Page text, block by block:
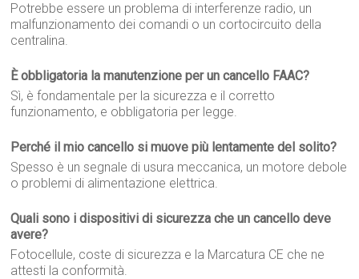
Potrebbe essere un problema di interferenze radio, un
malfunzionamento dei comandi o un cortocircuito della
centralina.
È obbligatoria la manutenzione per un cancello FAAC?
Sì, è fondamentale per la sicurezza e il corretto
funzionamento, e obbligatoria per legge.
Perché il mio cancello si muove più lentamente del solito?
Spesso è un segnale di usura meccanica, un motore debole
o problemi di alimentazione elettrica.
Quali sono i dispositivi di sicurezza che un cancello deve
avere?
Fotocellule, coste di sicurezza e la Marcatura CE che ne
attesti la conformità.